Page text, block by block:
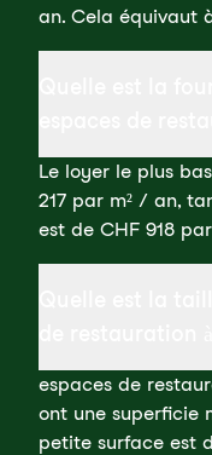
an. Cela équivaut
Le loyer le plus
217 par m² / an,
est de CHF 918
espaces de
ont une superficie
petite surface est